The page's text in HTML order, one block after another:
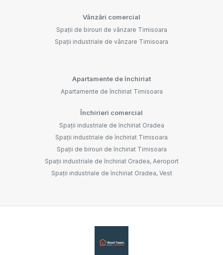
Vânzări comercial
Spații de birouri de vânzare Timisoara
Spații industriale de vânzare Timisoara
Apartamente de închiriat
Apartamente de închiriat Timisoara
Închirieri comercial
Spații industriale de închiriat Oradea
Spații industriale de închiriat Timisoara
Spații de birouri de închiriat Timisoara
Spații industriale de închiriat Oradea, Aeroport
Spații industriale de închiriat Oradea, Vest